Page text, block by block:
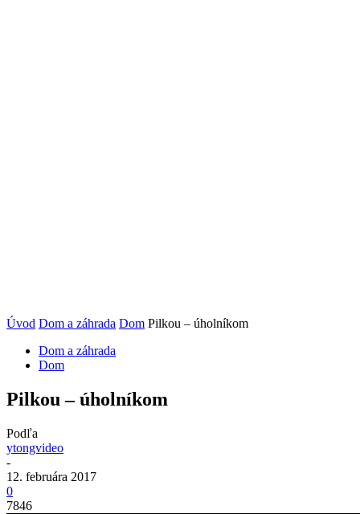
Úvod Dom a záhrada Dom Pilkou – úholníkom
Dom a záhrada
Dom
Pilkou – úholníkom
Podľa
ytongvideo
-
12. februára 2017
0
7846